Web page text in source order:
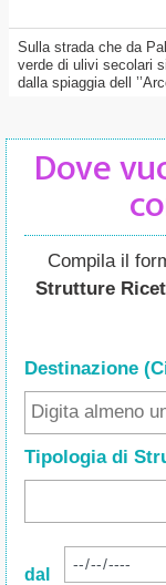
Sulla strada che da
verde di ulivi secolari
dalla spiaggia dell
Dove
Compila il
Strutture
Destinazione
Tipologia di
dal